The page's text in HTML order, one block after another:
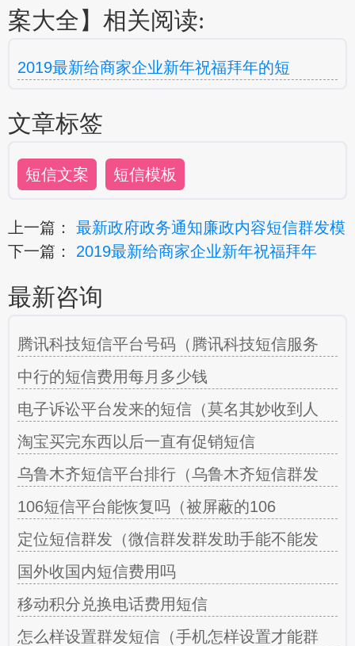
案大全】相关阅读:
2019最新给商家企业新年祝福拜年的短
文章标签
短信文案 短信模板
上一篇： 最新政府政务通知廉政内容短信群发模
下一篇： 2019最新给商家企业新年祝福拜年
最新咨询
腾讯科技短信平台号码（腾讯科技短信服务
中行的短信费用每月多少钱
电子诉讼平台发来的短信（莫名其妙收到人
淘宝买完东西以后一直有促销短信
乌鲁木齐短信平台排行（乌鲁木齐短信群发
106短信平台能恢复吗（被屏蔽的106
定位短信群发（微信群发群发助手能不能发
国外收国内短信费用吗
移动积分兑换电话费用短信
怎么样设置群发短信（手机怎样设置才能群